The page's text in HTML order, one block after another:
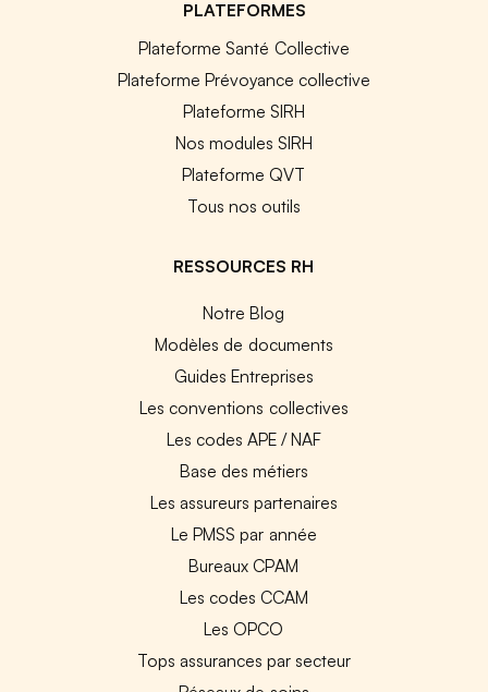
PLATEFORMES
Plateforme Santé Collective
Plateforme Prévoyance collective
Plateforme SIRH
Nos modules SIRH
Plateforme QVT
Tous nos outils
RESSOURCES RH
Notre Blog
Modèles de documents
Guides Entreprises
Les conventions collectives
Les codes APE / NAF
Base des métiers
Les assureurs partenaires
Le PMSS par année
Bureaux CPAM
Les codes CCAM
Les OPCO
Tops assurances par secteur